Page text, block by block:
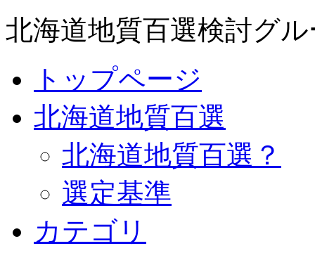
北海道地質百選検討グ
トップページ
北海道地質百選
北海道地質百選？
選定基準
カテゴリ